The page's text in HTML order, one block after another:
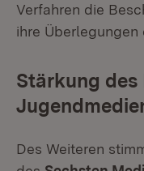
Verfahren die
ihre Überlegungen
Stärkung des
Des Weiteren